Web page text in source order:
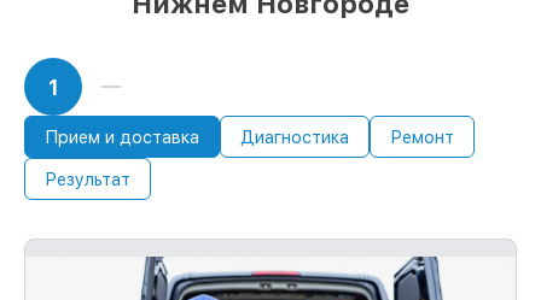
1
Прием и доставка Диагностика Ремонт
Результат